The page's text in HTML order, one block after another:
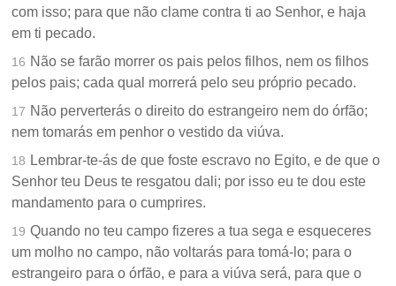
com isso; para que não clame contra ti ao Senhor, e haja
em ti pecado.
16 Não se farão morrer os pais pelos filhos, nem os filhos
pelos pais; cada qual morrerá pelo seu próprio pecado.
17 Não perverterás o direito do estrangeiro nem do órfão;
nem tomarás em penhor o vestido da viúva.
18 Lembrar-te-ás de que foste escravo no Egito, e de que o
Senhor teu Deus te resgatou dali; por isso eu te dou este
mandamento para o cumprires.
19 Quando no teu campo fizeres a tua sega e esqueceres
um molho no campo, não voltarás para tomá-lo; para o
estrangeiro para o órfão, e para a viúva será, para que o